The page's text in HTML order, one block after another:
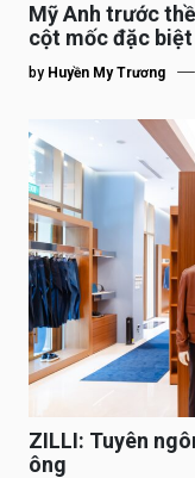
Mỹ Anh trước
cột mốc đặc
tế”
by Huyền My Trương
ZILLI: Tuyên
ông